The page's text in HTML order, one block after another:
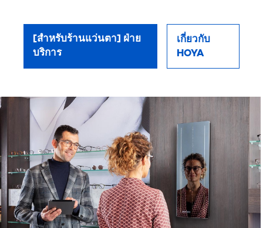
[สำหรับร้านแว่นตา] ฝ่าย
บริการ
เกี่ยวกับ
HOYA